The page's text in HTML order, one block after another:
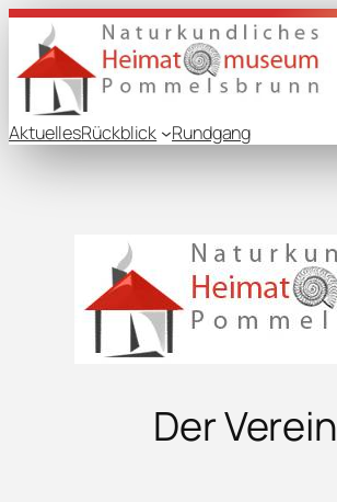
Zum
Inhalt
springen
AktuellesRückblick Rundgang
Der Verein